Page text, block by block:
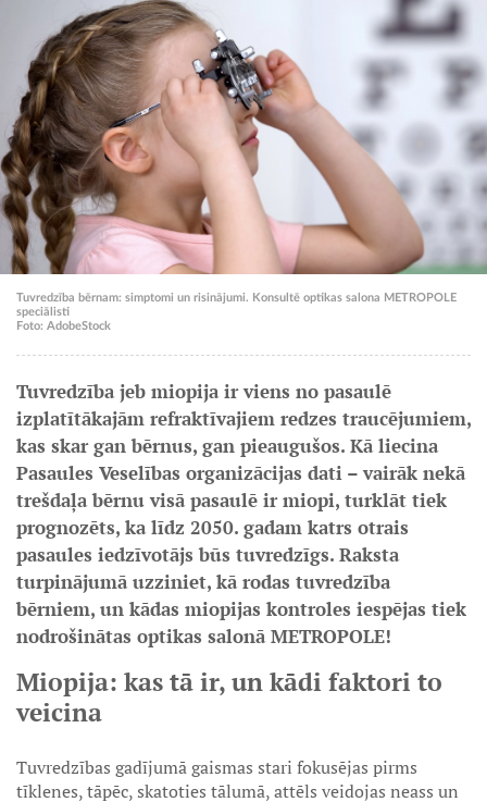
Tuvredzība bērnam: simptomi un risinājumi. Konsultē optikas salona METROPOLE
speciālisti
Foto: AdobeStock
Tuvredzība jeb miopija ir viens no pasaulē
izplatītākajām refraktīvajiem redzes traucējumiem,
kas skar gan bērnus, gan pieaugušos. Kā liecina
Pasaules Veselības organizācijas dati – vairāk nekā
trešdaļa bērnu visā pasaulē ir miopi, turklāt tiek
prognozēts, ka līdz 2050. gadam katrs otrais
pasaules iedzīvotājs būs tuvredzīgs. Raksta
turpinājumā uzziniet, kā rodas tuvredzība
bērniem, un kādas miopijas kontroles iespējas tiek
nodrošinātas optikas salonā METROPOLE!
Miopija: kas tā ir, un kādi faktori to
veicina
Tuvredzības gadījumā gaismas stari fokusējas pirms
tīklenes, tāpēc, skatoties tālumā, attēls veidojas neass un